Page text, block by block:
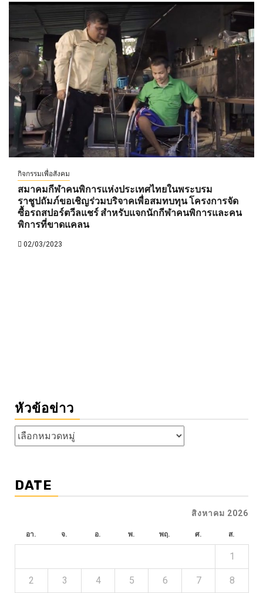
กิจกรรมเพื่อสังคม
สมาคมกีฬาคนพิการแห่งประเทศไทยในพระบรม
ราชูปถัมภ์ขอเชิญร่วมบริจาคเพื่อสมทบทุน โครงการจัด
ซื้อรถสปอร์ตวีลแชร์ สำหรับแจกนักกีฬาคนพิการและคน
พิการที่ขาดแคลน
02/03/2023
หัวข้อข่าว
หัวข้อ
ข่าว
DATE
สิงหาคม 2026
อา. จ. อ. พ. พฤ. ศ. ส.
1
2 3 4 5 6 7 8